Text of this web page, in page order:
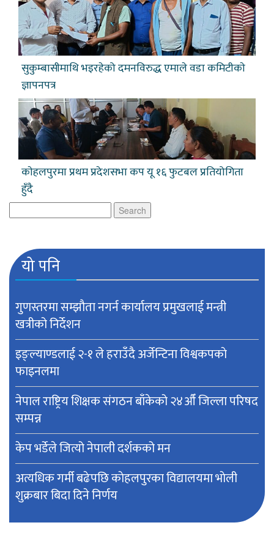
सुकुम्बासीमाथि भइरहेको दमनविरुद्ध एमाले वडा कमिटीकाे
ज्ञापनपत्र
काेहलपुरमा प्रथम प्रदेशसभा कप यू १६ फुटबल प्रतियोगिता
हुँदै
for:
यो पनि
गुणस्तरमा सम्झौता नगर्न कार्यालय प्रमुखलाई मन्त्री
खत्रीको निर्देशन
इङ्ल्याण्डलाई २-१ ले हराउँदै अर्जेन्टिना विश्वकपकाे
फाइनलमा
नेपाल राष्ट्रिय शिक्षक संगठन बाँकेको २४औँ जिल्ला परिषद
सम्पन्न
केप भर्डेले जित्यो नेपाली दर्शकको मन
अत्यधिक गर्मी बढेपछि काेहलपुरका विद्यालयमा भाेली
शुक्रबार बिदा दिने निर्णय